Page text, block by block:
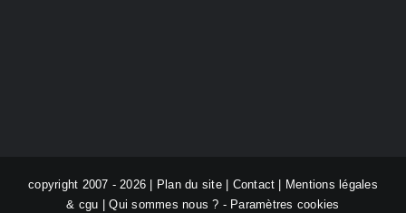
copyright 2007 - 2026 | Plan du site| Contact
Mentions légales
& cgu |Qui sommes nous ? - Paramètres cookies